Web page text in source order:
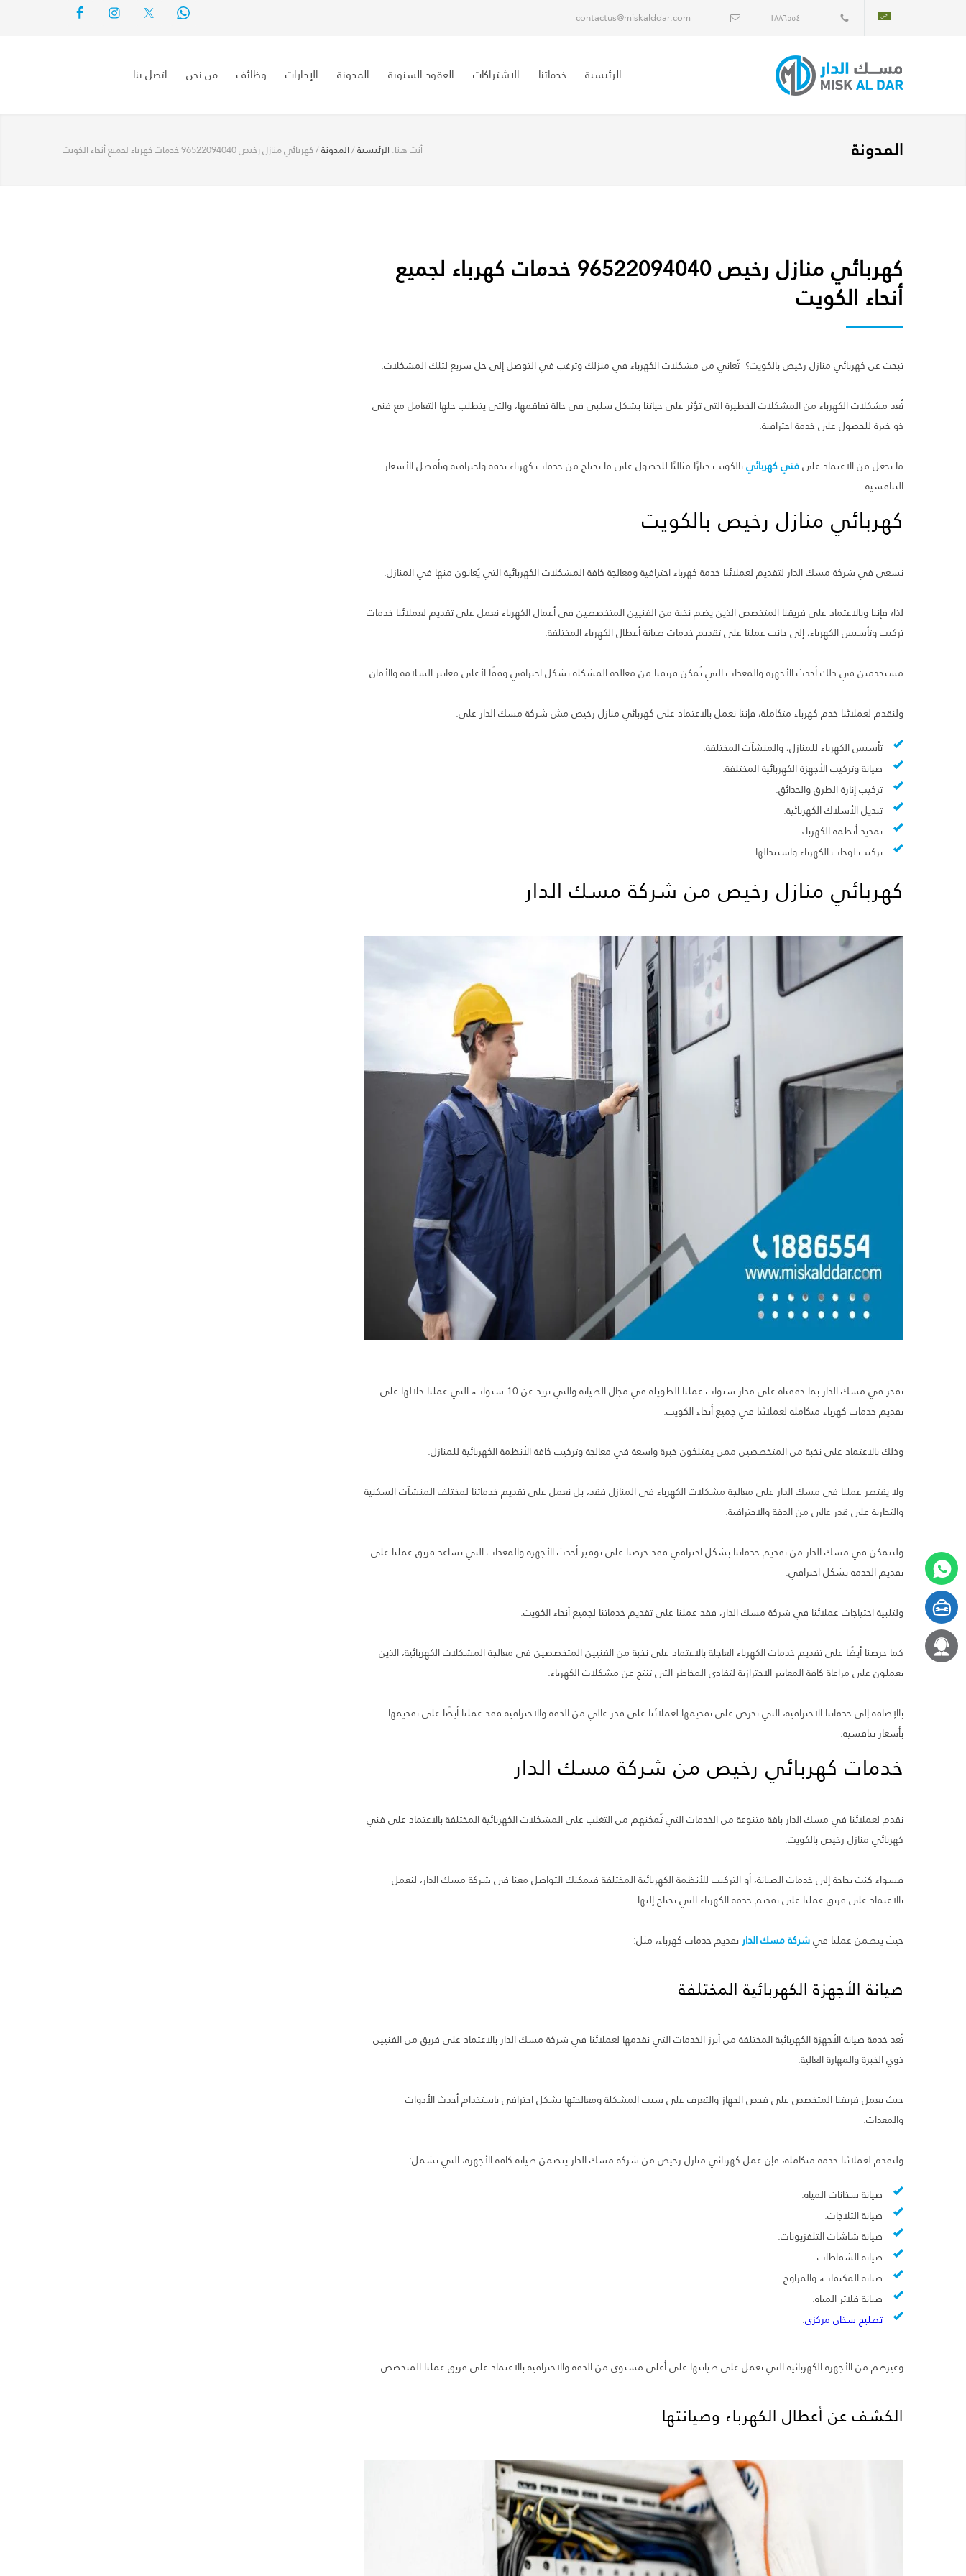
١٨٨٦٥٥٤ contactus@miskalddar.com
الرئيسية خدماتنا الاشتراكات العقود السنوية المدونة الإدارات وظائف من نحن اتصل بنا
المدونة أنت هنا: الرئيسية/المدونة/كهربائي منازل رخيص 96522094040 خدمات كهرباء لجميع أنحاء الكويت
كهربائي منازل رخيص 96522094040 خدمات كهرباء لجميع
أنحاء الكويت
تبحث عن كهربائي منازل رخيصبالكويت؟ تُعاني من مشكلات الكهرباء في منزلك وترغب في التوصل إلى حل سريع لتلك المشكلات.
تُعد مشكلات الكهرباء من المشكلات الخطيرة التي تؤثر على حياتنا بشكل سلبي في حالة تفاقمها، والتي يتطلب حلها التعامل مع فني
ذو خبرة للحصول على خدمة احترافية.
ما يجعل من الاعتماد علىفني كهربائيبالكويت خيارًا مثاليًا للحصول على ما تحتاج من خدمات كهرباء بدقة واحترافية وبأفضل الأسعار
التنافسية.
كهربائي منازل رخيص بالكويت
نسعى في شركة مسك الدار لتقديم لعملائنا خدمة كهرباء احترافية ومعالجة كافة المشكلات الكهربائية التي يُعانون منها في المنازل.
لذا؛ فإننا وبالاعتماد على فريقنا المتخصص الذين يضم نخبة من الفنيين المتخصصين في أعمال الكهرباء نعمل على تقديم لعملائنا خدمات
تركيب وتأسيس الكهرباء، إلى جانب عملنا على تقديم خدمات صيانة أعطال الكهرباء المختلفة.
مستخدمين في ذلك أحدث الأجهزة والمعدات التي تُمكن فريقنا من معالجة المشكلة بشكل احترافي وفقًا لأعلى معايير السلامة والأمان.
ولنقدم لعملائنا خدم كهرباء متكاملة، فإننا نعمل بالاعتماد على كهربائي منازل رخيص مش شركة مسك الدار على:
تأسيس الكهرباء للمنازل، والمنشآت المختلفة.
صيانة وتركيب الأجهزة الكهربائية المختلفة.
تركيب إنارة الطرق والحدائق.
تبديل الأسلاك الكهربائية.
تمديد أنظمة الكهرباء.
تركيب لوحات الكهرباء واستبدالها.
كهربائي منازل رخيص من شركة مسك الدار
نفخر في مسك الدار بما حققناه على مدار سنوات عملنا الطويلة في مجال الصيانة والتي تزيد عن 10 سنوات، التي عملنا خلالها على
تقديم خدمات كهرباء متكاملة لعملائنا في جميع أنحاء الكويت.
وذلك بالاعتماد على نخبة من المتخصصين ممن يمتلكون خبرة واسعة في معالجة وتركيب كافة الأنظمة الكهربائية للمنازل.
ولا يقتصر عملنا في مسك الدار على معالجة مشكلات الكهرباء في المنازل فقد، بل نعمل على تقديم خدماتنا لمختلف المنشآت السكنية
والتجارية على قدر عالي من الدقة والاحترافية.
ولنتمكن في مسك الدار من تقديم خدماتنا بشكل احترافي فقد حرصنا على توفير أحدث الأجهزة والمعدات التي تساعد فريق عملنا على
تقديم الخدمة بشكل احترافي.
ولتلبية احتياجات عملائنا في شركة مسك الدار، فقد عملنا على تقديم خدماتنا لجميع أنحاء الكويت.
كما حرصنا أيضًا على تقديم خدمات الكهرباء العاجلة بالاعتماد على نخبة من الفنيين المتخصصين في معالجة المشكلات الكهربائية، الذين
يعملون على مراعاة كافة المعايير الاحترازية لتفادي المخاطر التي تنتج عن مشكلات الكهرباء.
بالإضافة إلى خدماتنا الاحترافية، التي نحرص على تقديمها لعملائنا على قدر عالي من الدقة والاحترافية فقد عملنا أيضًا على تقديمها
بأسعار تنافسية.
خدمات كهربائي رخيص من شركة مسك الدار
نقدم لعملائنا في مسك الدار باقة متنوعة من الخدمات التي تُمكنهم من التغلب على المشكلات الكهربائية المختلفة بالاعتماد على فني
كهربائي منازل رخيص بالكويت.
فسواء كنت بحاجة إلى خدمات الصيانة، أو التركيب للأنظمة الكهربائية المختلفة فيمكنك التواصل معنا في شركة مسك الدار، لنعمل
بالاعتماد على فريق عملنا على تقديم خدمة الكهرباء التي تحتاج إليها.
حيث يتضمن عملنا فيشركة مسك الدارتقديم خدمات كهرباء، مثل:
صيانة الأجهزة الكهربائية المختلفة
تُعد خدمة صيانة الأجهزة الكهربائية المختلفة من أبرز الخدمات التي نقدمها لعملائنا في شركة مسك الدار بالاعتماد على فريق من الفنيين
ذوي الخبرة والمهارة العالية.
حيث يعمل فريقنا المتخصص على فحص الجهاز والتعرف على سبب المشكلة ومعالجتها بشكل احترافي باستخدام أحدث الأدوات
والمعدات.
ولنقدم لعملائنا خدمة متكاملة، فإن عمل كهربائي منازل رخيص من شركة مسك الدار يتضمن صيانة كافة الأجهزة، التي تشمل:
صيانة سخانات المياه.
صيانة الثلاجات.
صيانة شاشات التلفزيونات.
صيانة الشفاطات.
صيانة المكيفات، والمراوح.
صيانة فلاتر المياه.
تصليح سخان مركزي.
وغيرهم من الأجهزة الكهربائية التي نعمل على صيانتها على أعلى مستوى من الدقة والاحترافية بالاعتماد على فريق عملنا المتخصص.
الكشف عن أعطال الكهرباء وصيانتها